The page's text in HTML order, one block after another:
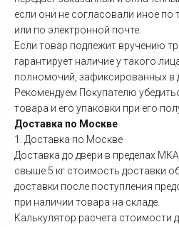
если они не согласовали иное по
или по электронной почте.
Если товар подлежит вручению
гарантирует наличие у такого
полномочий, зафиксированных в
Рекомендуем Покупателю
товара и его упаковки при его
Доставка по Москве
1. Доставка по Москве
Доставка до двери в пределах
свыше 5 кг стоимость доставки
доставки после поступления
при наличии товара на складе.
Калькулятор расчета стоимости